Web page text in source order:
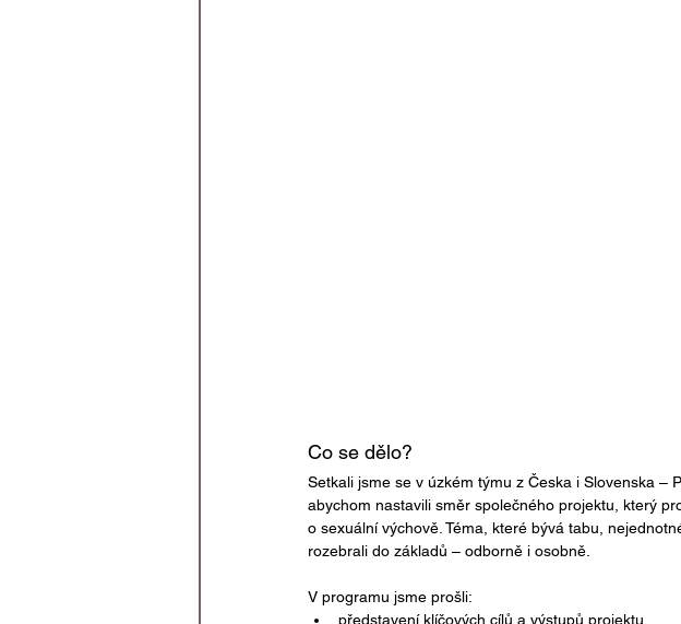
Co se dělo?
Setkali jsme se v úzkém týmu z Česka i Slovenska –
abychom nastavili směr společného projektu, který
o sexuální výchově. Téma, které bývá tabu,
rozebrali do základů – odborně i osobně.
V programu jsme prošli:
představení klíčových cílů a výstupů projektu,